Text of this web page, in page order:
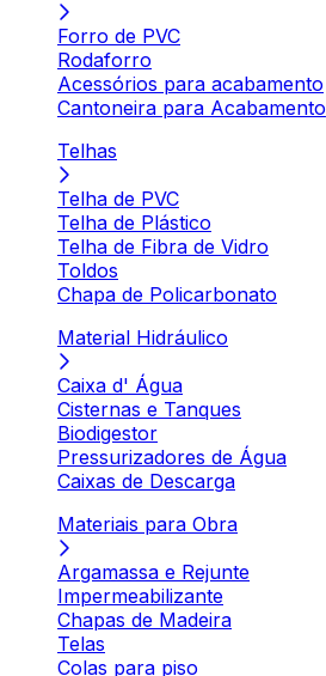
Forro de PVC
Rodaforro
Acessórios para acabamento
Cantoneira para Acabamento
Telhas
Telha de PVC
Telha de Plástico
Telha de Fibra de Vidro
Toldos
Chapa de Policarbonato
Material Hidráulico
Caixa d' Água
Cisternas e Tanques
Biodigestor
Pressurizadores de Água
Caixas de Descarga
Materiais para Obra
Argamassa e Rejunte
Impermeabilizante
Chapas de Madeira
Telas
Colas para piso